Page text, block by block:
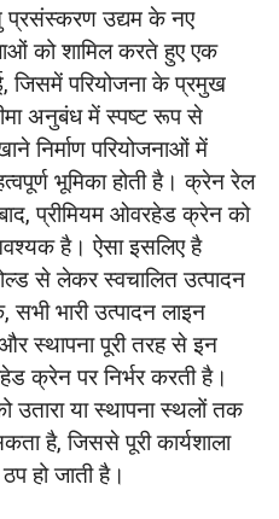
प्रसंस्करण उद्यम के नए
को शामिल करते हुए एक
जिसमें परियोजना के प्रमुख
अनुबंध में स्पष्ट रूप से
निर्माण परियोजनाओं में
भूमिका होती है। क्रेन रेल
प्रीमियम ओवरहेड क्रेन को
है। ऐसा इसलिए है
से लेकर स्वचालित उत्पादन
भारी उत्पादन लाइन
स्थापना पूरी तरह से इन
क्रेन पर निर्भर करती है।
उतारा या स्थापना स्थलों तक
है, जिससे पूरी कार्यशाला
हो जाती है।